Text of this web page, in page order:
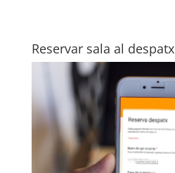
Reservar sala al despatx